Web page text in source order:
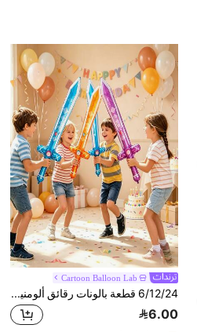
Cartoon Balloon Lab
6/12/24 قطعة بالونات رقائق ألومنيوم على شكل سيف بألوان عشوائية، بالونات ألعاب للأطفال، ديكور حفلة عيد الميلاد، ديكور ترتيب العطلات، بالونات حفلات خارجية
6.00